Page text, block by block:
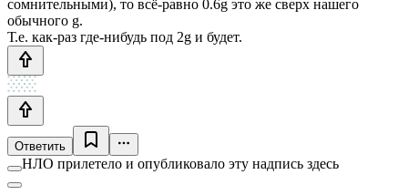
сомнительными), то всё-равно 0.6g это же сверх нашего
обычного g.
Т.е. как-раз где-нибудь под 2g и будет.
Ответить
НЛО прилетело и опубликовало эту надпись здесь